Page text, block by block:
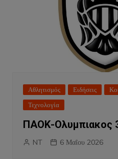
Αθλητισμός Ειδήσεις
Τεχνολογία
ΠΑΟΚ-Ολυμπιακος
NT 6 Μαΐου 2026